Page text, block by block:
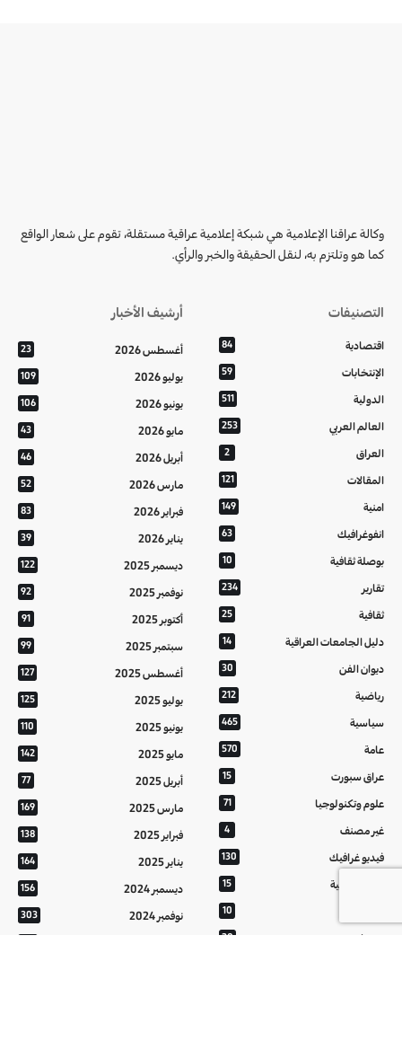
وكالة عراقنا الإعلامية هي شبكة إعلامية عراقية مستقلة، تقوم على شعار الواقع
كما هو وتلتزم به، لنقل الحقيقة والخبر والرأي.
التصنيفات
اقتصادية 84
الإنتخابات 59
الدولية 511
العالم العربي 253
العراق 2
المقالات 121
امنية 149
انفوغرافيك 63
بوصلة ثقافية 10
تقارير 234
ثقافية 25
دليل الجامعات العراقية 14
ديوان الفن 30
رياضية 212
سياسية 465
عامة 570
عراق سبورت 15
علوم وتكنولوجيا 71
غير مصنف 4
فيديو غرافيك 130
معالم عراقية 15
10
منوعات 20
أرشيف الأخبار
أغسطس 2026 23
يوليو 2026 109
يونيو 2026 106
مايو 2026 43
أبريل 2026 46
مارس 2026 52
فبراير 2026 83
يناير 2026 39
ديسمبر 2025 122
نوفمبر 2025 92
أكتوبر 2025 91
سبتمبر 2025 99
أغسطس 2025 127
يوليو 2025 125
يونيو 2025 110
مايو 2025 142
أبريل 2025 77
مارس 2025 169
فبراير 2025 138
يناير 2025 164
ديسمبر 2024 156
نوفمبر 2024 303